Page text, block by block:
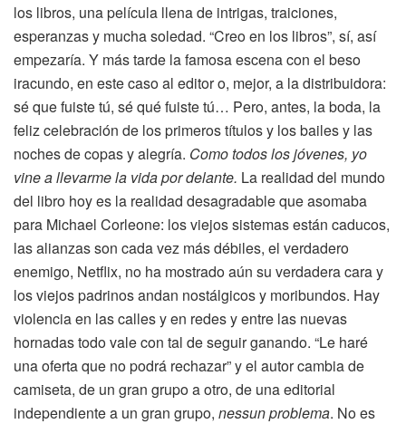
los libros, una película llena de intrigas, traiciones,
esperanzas y mucha soledad. “Creo en los libros”, sí, así
empezaría. Y más tarde la famosa escena con el beso
iracundo, en este caso al editor o, mejor, a la distribuidora:
sé que fuiste tú, sé qué fuiste tú… Pero, antes, la boda, la
feliz celebración de los primeros títulos y los bailes y las
noches de copas y alegría. Como todos los jóvenes, yo
vine a llevarme la vida por delante. La realidad del mundo
del libro hoy es la realidad desagradable que asomaba
para Michael Corleone: los viejos sistemas están caducos,
las alianzas son cada vez más débiles, el verdadero
enemigo, Netflix, no ha mostrado aún su verdadera cara y
los viejos padrinos andan nostálgicos y moribundos. Hay
violencia en las calles y en redes y entre las nuevas
hornadas todo vale con tal de seguir ganando. “Le haré
una oferta que no podrá rechazar” y el autor cambia de
camiseta, de un gran grupo a otro, de una editorial
independiente a un gran grupo, nessun problema. No es